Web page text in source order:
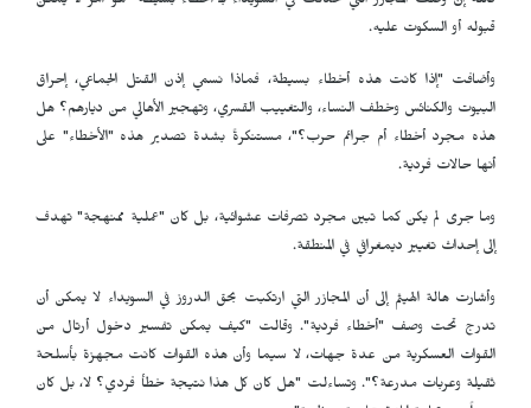
قبوله أو السكوت عليه.
وأضافت "إذا كانت هذه أخطاء بسيطة، فماذا نسمي إذن القتل الجماعي، إحراق
البيوت والكنائس وخطف النساء، والتغييب القسري، وتهجير الأهالي من ديارهم؟ هل
هذه مجرد أخطاء أم جرائم حرب؟"، مستنكرةً بشدة تصدير هذه "الأخطاء" على
أنها حالات فردية.
وما جرى لم يكن كما تبين مجرد تصرفات عشوائية، بل كان "عملية ممنهجة" تهدف
إلى إحداث تغيير ديمغرافي في المنطقة.
وأشارت هالة الهيثم إلى أن المجازر التي ارتكبت بحق الدروز في السويداء لا يمكن أن
تدرج تحت وصف "أخطاء فردية". وقالت "كيف يمكن تفسير دخول أرتال من
القوات العسكرية من عدة جهات، لا سيما وأن هذه القوات كانت مجهزة بأسلحة
ثقيلة وعربات مدرعة؟". وتساءلت "هل كان كل هذا نتيجة خطأ فردي؟ لا، بل كان